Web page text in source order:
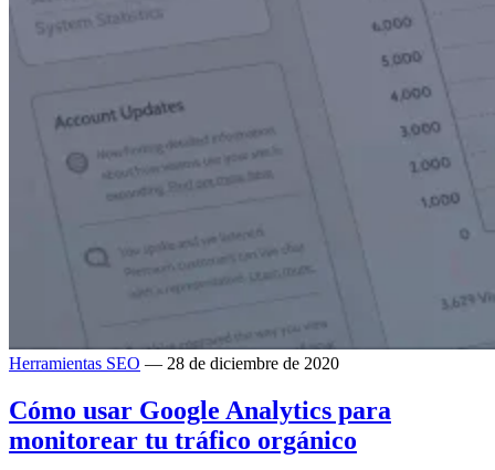
Herramientas SEO — 28 de diciembre de 2020
Cómo usar Google Analytics para
monitorear tu tráfico orgánico